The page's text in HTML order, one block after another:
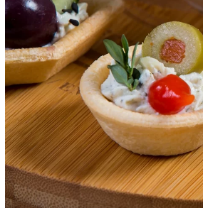
ONDE COMPRAR LOJAS AROSA
FOOD SERVICE EMPRESA